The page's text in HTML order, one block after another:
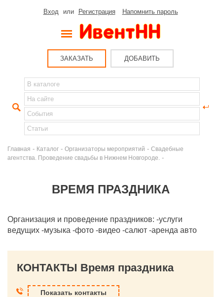
Вход или Регистрация Напомнить пароль
ЗАКАЗАТЬ ДОБАВИТЬ
Главная - Каталог - Организаторы мероприятий - Свадебные
агентства. Проведение свадьбы в Нижнем Новгороде.
-
ВРЕМЯ ПРАЗДНИКА
Организация и проведение праздников: -услуги
ведущих -музыка -фото -видео -салют -аренда авто
КОНТАКТЫ Время праздника
Показать контакты